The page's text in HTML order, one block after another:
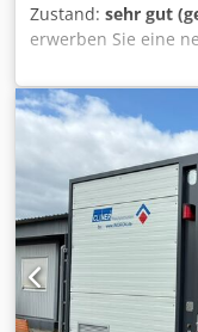
Zustand: sehr gut
erwerben Sie eine
Focus " Ideal für
Open Space
Schreibtisch mit
Neupreis: ca.
Alle angebotenen
Erstbezug 2016.
Angebot um einen
Umständen
Vergilbungen)
Neuwertiger